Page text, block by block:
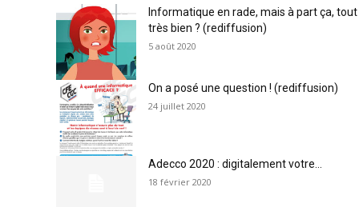
Informatique en rade, mais à part ça, tout
très bien ? (rediffusion)
5 août 2020
On a posé une question ! (rediffusion)
24 juillet 2020
Adecco 2020 : digitalement votre…
18 février 2020